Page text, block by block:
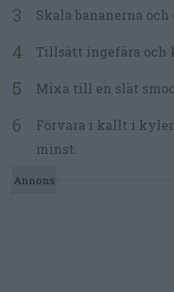
Skala bananerna och
Tillsätt ingefära och
Mixa till en slät
Förvara i kallt i
minst.